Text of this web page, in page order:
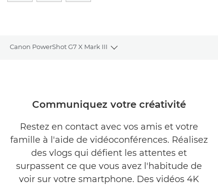
Canon PowerShot G7 X Mark III
Toggle breadcrumbs
TROUVER UN REVENDEUR
Communiquez votre créativité
Restez en contact avec vos amis et votre
famille à l'aide de vidéoconférences. Réalisez
des vlogs qui défient les attentes et
surpassent ce que vous avez l'habitude de
voir sur votre smartphone. Des vidéos 4K